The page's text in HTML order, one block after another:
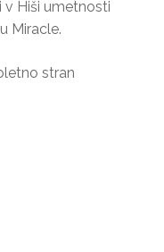
v Hiši umetnosti
Miracle.
stran